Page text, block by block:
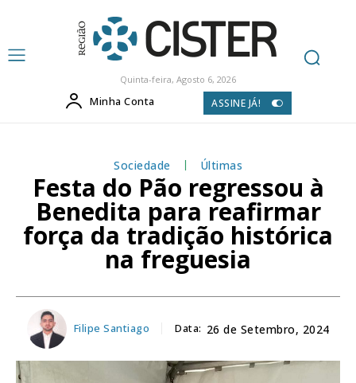
Quinta-feira, Agosto 6, 2026
Minha Conta ASSINE JÁ!
Sociedade Últimas
Festa do Pão regressou à
Benedita para reafirmar
força da tradição histórica
na freguesia
Filipe Santiago Data: 26 de Setembro, 2024